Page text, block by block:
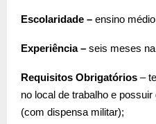
Escolaridade – ensino
Experiência – seis meses
Requisitos Obrigatórios –
no local de trabalho e
(com dispensa militar);